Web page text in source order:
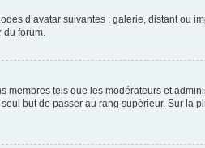
d’avatar suivantes : galerie, distant ou
forum.
tels que les modérateurs et
but de passer au rang supérieur. Sur la